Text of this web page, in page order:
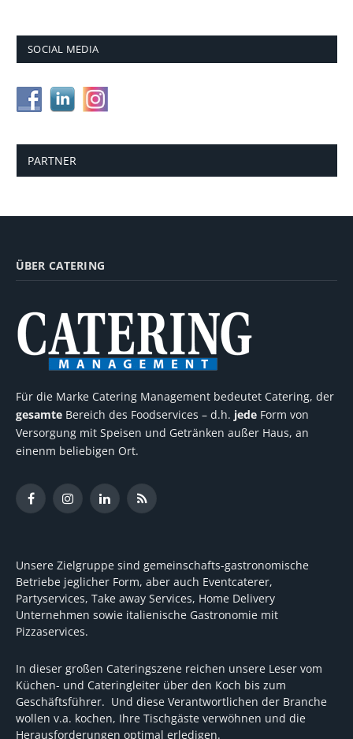
SOCIAL MEDIA
PARTNER
ÜBER CATERING
Für die Marke Catering Management bedeutet Catering, der
gesamte Bereich des Foodservices – d.h. jede Form von
Versorgung mit Speisen und Getränken außer Haus, an
einenm beliebigen Ort.
FacebookInstagramLinkedInRSS
Unsere Zielgruppe sind gemeinschafts-gastronomische
Betriebe jeglicher Form, aber auch Eventcaterer,
Partyservices, Take away Services, Home Delivery
Unternehmen sowie italienische Gastronomie mit
Pizzaservices.
In dieser großen Cateringszene reichen unsere Leser vom
Küchen- und Cateringleiter über den Koch bis zum
Geschäftsführer. Und diese Verantwortlichen der Branche
wollen v.a. kochen, Ihre Tischgäste verwöhnen und die
Herausforderungen optimal erledigen.